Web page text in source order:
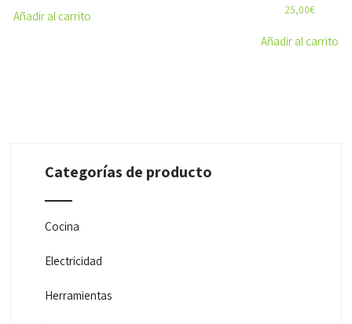
Añadir al carrito 25,00€
Añadir al carrito
Categorías de producto
Cocina
Electricidad
Herramientas